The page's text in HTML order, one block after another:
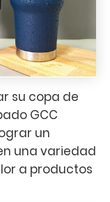
su copa de
GCC
un
una variedad
a productos